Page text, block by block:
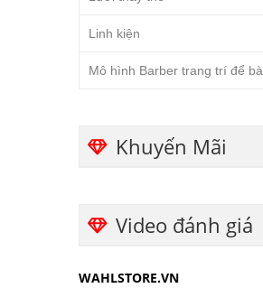
Linh kiện
Mô hình Barber trang trí để
Khuyến Mãi
Video đánh giá
WAHLSTORE.VN